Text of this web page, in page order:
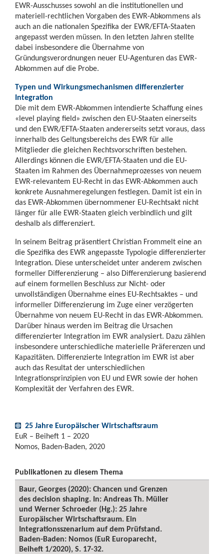
EWR-Ausschusses sowohl an die institutionellen und
materiell-rechtlichen Vorgaben des EWR-Abkommens als
auch an die nationalen Spezifika der EWR/EFTA-Staaten
angepasst werden müssen. In den letzten Jahren stellte
dabei insbesondere die Übernahme von
Gründungsverordnungen neuer EU-Agenturen das EWR-
Abkommen auf die Probe.
Typen und Wirkungsmechanismen differenzierter
Integration
Die mit dem EWR-Abkommen intendierte Schaffung eines
«level playing field» zwischen den EU-Staaten einerseits
und den EWR/EFTA-Staaten andererseits setzt voraus, dass
innerhalb des Geltungsbereichs des EWR für alle
Mitglieder die gleichen Rechtsvorschriften bestehen.
Allerdings können die EWR/EFTA-Staaten und die EU-
Staaten im Rahmen des Übernahmeprozesses von neuem
EWR-relevantem EU-Recht in das EWR-Abkommen auch
konkrete Ausnahmeregelungen festlegen. Damit ist ein in
das EWR-Abkommen übernommener EU-Rechtsakt nicht
länger für alle EWR-Staaten gleich verbindlich und gilt
deshalb als differenziert.
In seinem Beitrag präsentiert Christian Frommelt eine an
die Spezifika des EWR angepasste Typologie differenzierter
Integration. Diese unterscheidet unter anderem zwischen
formeller Differenzierung – also Differenzierung basierend
auf einem formellen Beschluss zur Nicht- oder
unvollständigen Übernahme eines EU-Rechtsaktes – und
informeller Differenzierung im Zuge einer verzögerten
Übernahme von neuem EU-Recht in das EWR-Abkommen.
Darüber hinaus werden im Beitrag die Ursachen
differenzierter Integration im EWR analysiert. Dazu zählen
insbesondere unterschiedliche materielle Präferenzen und
Kapazitäten. Differenzierte Integration im EWR ist aber
auch das Resultat der unterschiedlichen
Integrationsprinzipien von EU und EWR sowie der hohen
Komplexität der Verfahren des EWR.
25 Jahre Europäischer Wirtschaftsraum
EuR – Beiheft 1 – 2020
Nomos, Baden-Baden, 2020
Publikationen zu diesem Thema
Baur, Georges (2020): Chancen und Grenzen
des decision shaping. In: Andreas Th. Müller
und Werner Schroeder (Hg.): 25 Jahre
Europäischer Wirtschaftsraum. Ein
Integrationsszenarium auf dem Prüfstand.
Baden-Baden: Nomos (EuR Europarecht,
Beiheft 1/2020), S. 17-32.